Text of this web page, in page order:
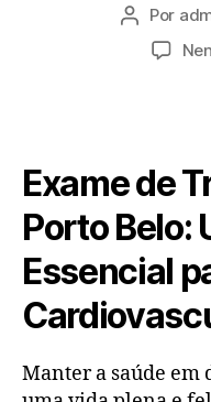
Por
Exame de
Porto Belo:
Essencial
Manter a saúde em